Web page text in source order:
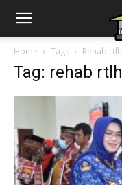
Home Tags Rehab rtlh
Tag: rehab rtlh